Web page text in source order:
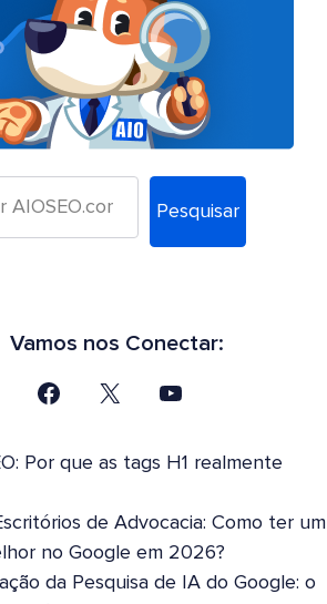
Pesquisar
Vamos nos Conectar:
Por que as tags H1 realmente
de Advocacia: Como ter um
no Google em 2026?
da Pesquisa de IA do Google: o